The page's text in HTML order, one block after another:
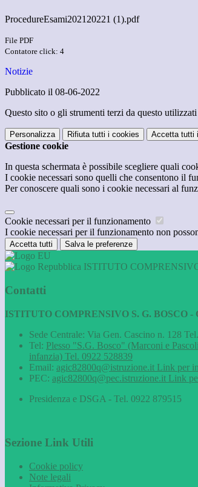
ProcedureEsami202120221 (1).pdf
File PDF
Contatore click: 4
Notizie
Pubblicato il 08-06-2022
Questo sito o gli strumenti terzi da questo
Personalizza Rifiuta tutti i cookies Accetta tutti
Gestione cookie
In questa schermata è possibile scegliere quali
I cookie necessari sono quelli che consentono il
Per conoscere quali sono i cookie necessari al
Cookie necessari per il funzionamento
I cookie necessari per il funzionamento non
Accetta tutti Salva le preferenze
ISTITUTO
Contatti
ISTITUTO COMPRENSIVO S. G. BOSCO
Sede Centrale: Via Gen. Cascino n. 128
Tel: Plesso "S.G. Bosco" (Marconi e
infanzia) Tel. 0922 528839
Email: agic82800q@istruzione.it Link per
PEC: agic82800q@pec.istruzione.it Link
Presidenza e DSGA - Tel. 0922 879515
Sezione Link Utili
Cookie policy
Note legali